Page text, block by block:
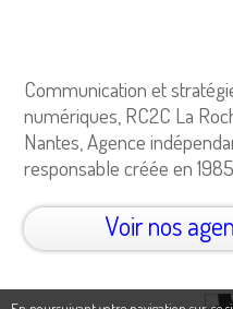
Communication et
numériques, RC2C La
Nantes, Agence
responsable créée en
Voir nos